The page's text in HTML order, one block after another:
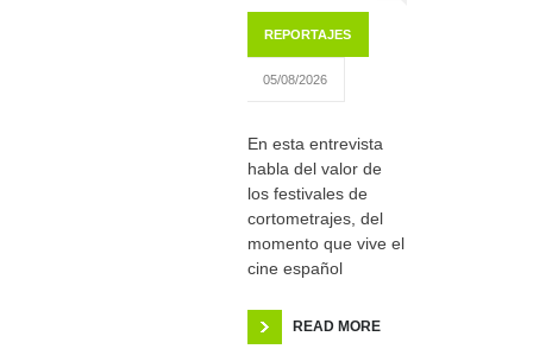
REPORTAJES
05/08/2026
En esta entrevista
habla del valor de
los festivales de
cortometrajes, del
momento que vive el
cine español
READ MORE